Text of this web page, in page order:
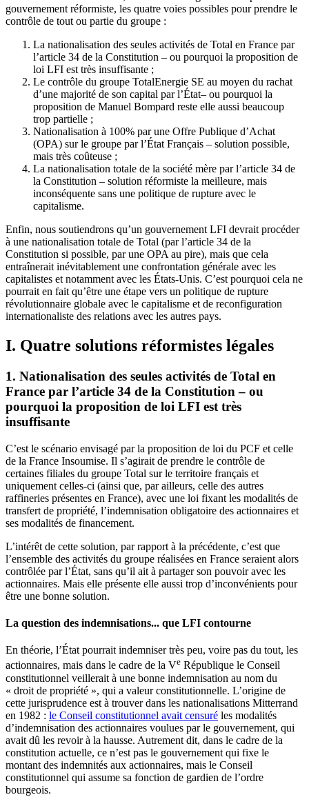
gouvernement réformiste, les quatre voies possibles pour prendre le
contrôle de tout ou partie du groupe :
La nationalisation des seules activités de Total en France par
l’article 34 de la Constitution – ou pourquoi la proposition de
loi LFI est très insuffisante ;
Le contrôle du groupe TotalEnergie SE au moyen du rachat
d’une majorité de son capital par l’État– ou pourquoi la
proposition de Manuel Bompard reste elle aussi beaucoup
trop partielle ;
Nationalisation à 100% par une Offre Publique d’Achat
(OPA) sur le groupe par l’État Français – solution possible,
mais très coûteuse ;
La nationalisation totale de la société mère par l’article 34 de
la Constitution – solution réformiste la meilleure, mais
inconséquente sans une politique de rupture avec le
capitalisme.
Enfin, nous soutiendrons qu’un gouvernement LFI devrait procéder
à une nationalisation totale de Total (par l’article 34 de la
Constitution si possible, par une OPA au pire), mais que cela
entraînerait inévitablement une confrontation générale avec les
capitalistes et notamment avec les États-Unis. C’est pourquoi cela ne
pourrait en fait qu’être une étape vers un politique de rupture
révolutionnaire globale avec le capitalisme et de reconfiguration
internationaliste des relations avec les autres pays.
I. Quatre solutions réformistes légales
1. Nationalisation des seules activités de Total en
France par l’article 34 de la Constitution – ou
pourquoi la proposition de loi LFI est très
insuffisante
C’est le scénario envisagé par la proposition de loi du PCF et celle
de la France Insoumise. Il s’agirait de prendre le contrôle de
certaines filiales du groupe Total sur le territoire français et
uniquement celles-ci (ainsi que, par ailleurs, celle des autres
raffineries présentes en France), avec une loi fixant les modalités de
transfert de propriété, l’indemnisation obligatoire des actionnaires et
ses modalités de financement.
L’intérêt de cette solution, par rapport à la précédente, c’est que
l’ensemble des activités du groupe réalisées en France seraient alors
contrôlée par l’État, sans qu’il ait à partager son pouvoir avec les
actionnaires. Mais elle présente elle aussi trop d’inconvénients pour
être une bonne solution.
La question des indemnisations... que LFI contourne
En théorie, l’État pourrait indemniser très peu, voire pas du tout, les
actionnaires, mais dans le cadre de la Ve République le Conseil
constitutionnel veillerait à une bonne indemnisation au nom du
« droit de propriété », qui a valeur constitutionnelle. L’origine de
cette jurisprudence est à trouver dans les nationalisations Mitterrand
en 1982 : le Conseil constitutionnel avait censuré les modalités
d’indemnisation des actionnaires voulues par le gouvernement, qui
avait dû les revoir à la hausse. Autrement dit, dans le cadre de la
constitution actuelle, ce n’est pas le gouvernement qui fixe le
montant des indemnités aux actionnaires, mais le Conseil
constitutionnel qui assume sa fonction de gardien de l’ordre
bourgeois.